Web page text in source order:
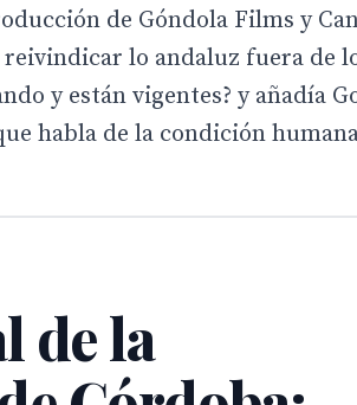
de Góndola Films y
lo andaluz fuera de
y están vigentes? y añadía
habla de la condición
de la